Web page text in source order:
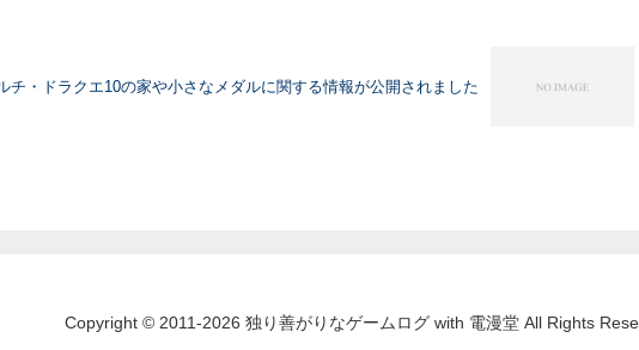
チ・ドラクエ10の家や小さなメダルに関する情報が公開されました
Copyright © 2011-2026 独り善がりなゲームログ with 電漫堂 All Rights